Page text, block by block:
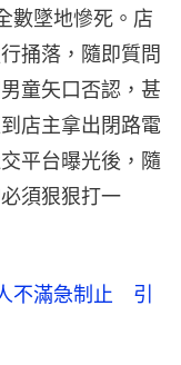
數墜地慘死。店
捅落，隨即質問
童矢口否認，甚
店主拿出閉路電
平台曝光後，隨
須狠狠打一
不滿急制止 引